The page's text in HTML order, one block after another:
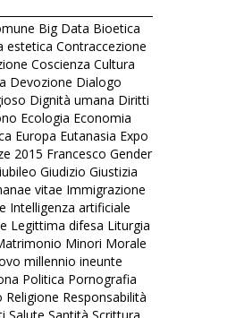
Big Data Bioetica
estetica Contraccezione
Coscienza Cultura
Devozione Dialogo
Dignità umana Diritti
Ecologia Economia
Europa Eutanasia Expo
2015 Francesco Gender
Giudizio Giustizia
vitae Immigrazione
Intelligenza artificiale
Legittima difesa Liturgia
Minori Morale
millennio ineunte
Politica Pornografia
Religione Responsabilità